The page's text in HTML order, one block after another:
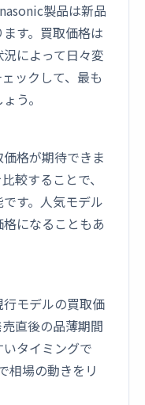
製品は新品
す。買取価格は
によって日々変
ックして、最も
う。
格が期待できま
較することで、
す。人気モデル
になることもあ
モデルの買取価
直後の品薄期間
タイミングで
相場の動きをリ